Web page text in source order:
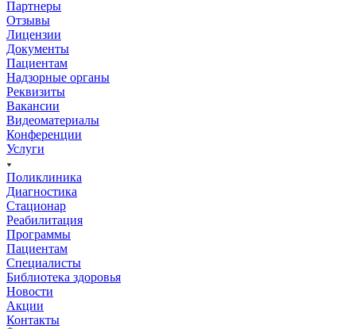
Партнеры
Отзывы
Лицензии
Документы
Пациентам
Надзорные органы
Реквизиты
Вакансии
Видеоматериалы
Конференции
Услуги
Поликлиника
Диагностика
Стационар
Реабилитация
Программы
Пациентам
Специалисты
Библиотека здоровья
Новости
Акции
Контакты